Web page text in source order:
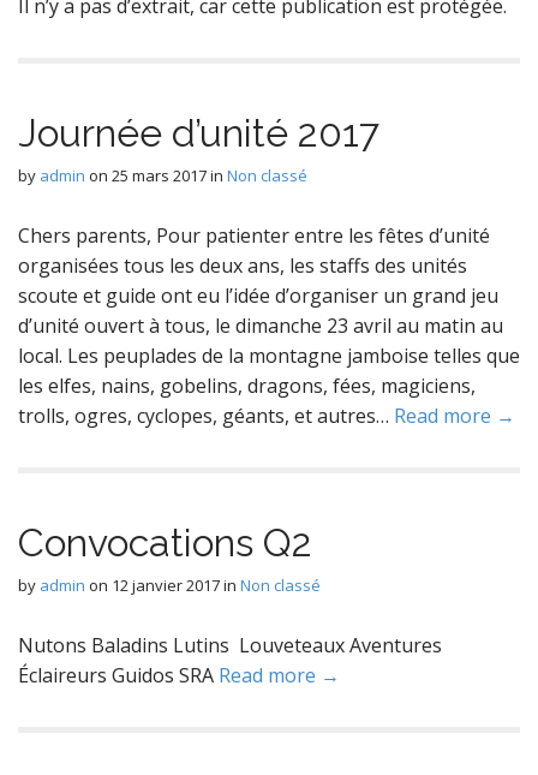
Il n’y a pas d’extrait, car cette publication est protégée.
Journée d’unité 2017
by admin on 25 mars 2017in Non classé
Chers parents, Pour patienter entre les fêtes d’unité
organisées tous les deux ans, les staffs des unités
scoute et guide ont eu l’idée d’organiser un grand jeu
d’unité ouvert à tous, le dimanche 23 avril au matin au
local. Les peuplades de la montagne jamboise telles que
les elfes, nains, gobelins, dragons, fées, magiciens,
trolls, ogres, cyclopes, géants, et autres… Read more →
Convocations Q2
by admin on 12 janvier 2017in Non classé
Nutons Baladins Lutins Louveteaux Aventures
Éclaireurs Guidos SRA Read more →